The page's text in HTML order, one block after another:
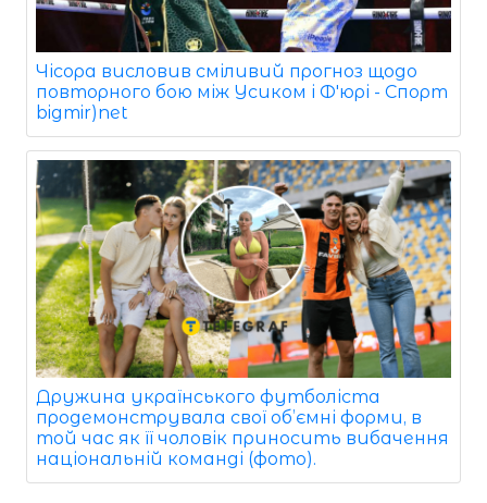
Чісора висловив сміливий прогноз щодо
повторного бою між Усиком і Ф'юрі - Спорт
bigmir)net
Дружина українського футболіста
продемонструвала свої об’ємні форми, в
той час як її чоловік приносить вибачення
національній команді (фото).